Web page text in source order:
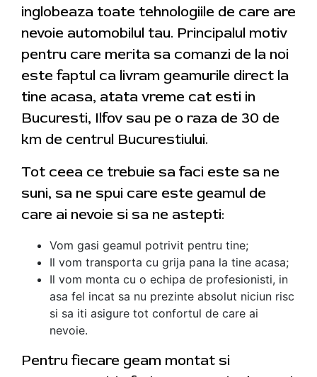
inglobeaza toate tehnologiile de care are
nevoie automobilul tau. Principalul motiv
pentru care merita sa comanzi de la noi
este faptul ca livram geamurile direct la
tine acasa, atata vreme cat esti in
Bucuresti, Ilfov sau pe o raza de 30 de
km de centrul Bucurestiului.
Tot ceea ce trebuie sa faci este sa ne
suni, sa ne spui care este geamul de
care ai nevoie si sa ne astepti:
Vom gasi geamul potrivit pentru tine;
Il vom transporta cu grija pana la tine acasa;
Il vom monta cu o echipa de profesionisti, in
asa fel incat sa nu prezinte absolut niciun risc
si sa iti asigure tot confortul de care ai
nevoie.
Pentru fiecare geam montat si